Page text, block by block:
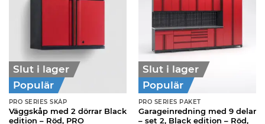
Slut i lager
Populär
PRO SERIES SKÅP
Väggskåp med 2 dörrar Black
edition – Röd, PRO
Slut i lager
Populär
PRO SERIES PAKET
Garageinredning med 9 delar
– set 2, Black edition – Röd,